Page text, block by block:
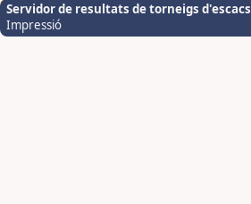
Servidor de resultats de torneigs d'escacs
Impressió